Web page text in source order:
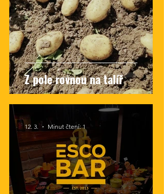
Z pole rovnou na talíř
12. 3. Minut čtení: 1